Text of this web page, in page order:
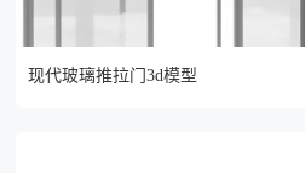
现代玻璃推拉门3d模型